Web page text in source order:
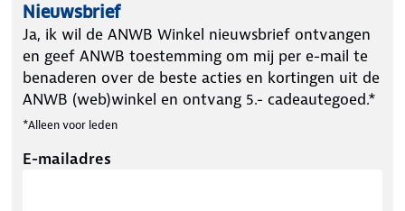
Nieuwsbrief
Ja, ik wil de ANWB Winkel nieuwsbrief ontvangen
en geef ANWB toestemming om mij per e-mail te
benaderen over de beste acties en kortingen uit de
ANWB (web)winkel en ontvang 5.- cadeautegoed.*
*Alleen voor leden
E-mailadres